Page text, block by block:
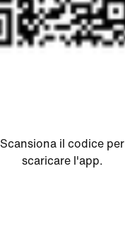
Scansiona il codice per
scaricare l'app.